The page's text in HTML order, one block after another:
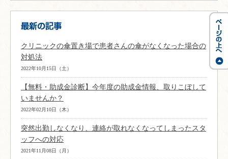
クリニックの傘置き場で患者さんの傘がなくなった場合の
対処法
2022年10月15日（土）
【無料・助成金診断】今年度の助成金情報、取りこぼして
いませんか？
2022年02月10日（木）
突然出勤しなくなり、連絡が取れなくなってしまったスタ
ッフへの対応
2021年11月08日（月）